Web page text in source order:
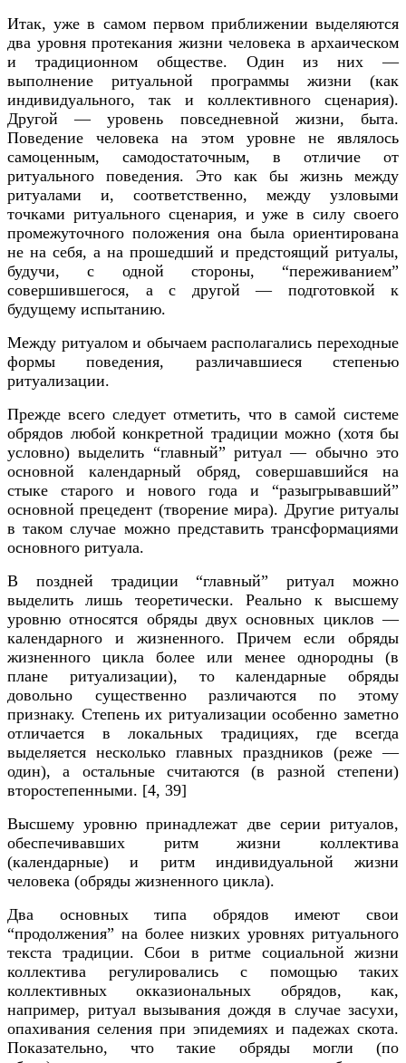
Итак, уже в самом первом приближении выделяются
два уровня протекания жизни человека в архаическом
и традиционном обществе. Один из них —
выполнение ритуальной программы жизни (как
индивидуального, так и коллективного сценария).
Другой — уровень повседневной жизни, быта.
Поведение человека на этом уровне не являлось
самоценным, самодостаточным, в отличие от
ритуального поведения. Это как бы жизнь между
ритуалами и, соответственно, между узловыми
точками ритуального сценария, и уже в силу своего
промежуточного положения она была ориентирована
не на себя, а на прошедший и предстоящий ритуалы,
будучи, с одной стороны, “переживанием”
совершившегося, а с другой — подготовкой к
будущему испытанию.
Между ритуалом и обычаем располагались переходные
формы поведения, различавшиеся степенью
ритуализации.
Прежде всего следует отметить, что в самой системе
обрядов любой конкретной традиции можно (хотя бы
условно) выделить “главный” ритуал — обычно это
основной календарный обряд, совершавшийся на
стыке старого и нового года и “разыгрывавший”
основной прецедент (творение мира). Другие ритуалы
в таком случае можно представить трансформациями
основного ритуала.
В поздней традиции “главный” ритуал можно
выделить лишь теоретически. Реально к высшему
уровню относятся обряды двух основных циклов —
календарного и жизненного. Причем если обряды
жизненного цикла более или менее однородны (в
плане ритуализации), то календарные обряды
довольно существенно различаются по этому
признаку. Степень их ритуализации особенно заметно
отличается в локальных традициях, где всегда
выделяется несколько главных праздников (реже —
один), а остальные считаются (в разной степени)
второстепенными. [4, 39]
Высшему уровню принадлежат две серии ритуалов,
обеспечивавших ритм жизни коллектива
(календарные) и ритм индивидуальной жизни
человека (обряды жизненного цикла).
Два основных типа обрядов имеют свои
“продолжения” на более низких уровнях ритуального
текста традиции. Сбои в ритме социальной жизни
коллектива регулировались с помощью таких
коллективных окказиональных обрядов, как,
например, ритуал вызывания дождя в случае засухи,
опахивания селения при эпидемиях и падежах скота.
Показательно, что такие обряды могли (по